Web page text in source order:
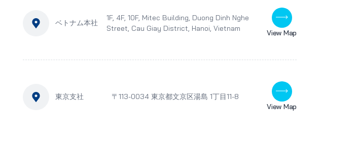
ベトナム本社
1F, 4F, 10F, Mitec Building, Duong Dinh Nghe
Street, Cau Giay District, Hanoi, Vietnam
View Map
東京支社
〒113-0034 東京都文京区湯島 1丁目11-8
View Map